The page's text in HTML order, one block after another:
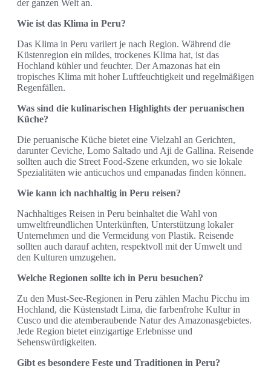
der ganzen Welt an.
Wie ist das Klima in Peru?
Das Klima in Peru variiert je nach Region. Während die
Küstenregion ein mildes, trockenes Klima hat, ist das
Hochland kühler und feuchter. Der Amazonas hat ein
tropisches Klima mit hoher Luftfeuchtigkeit und regelmäßigen
Regenfällen.
Was sind die kulinarischen Highlights der peruanischen
Küche?
Die peruanische Küche bietet eine Vielzahl an Gerichten,
darunter Ceviche, Lomo Saltado und Aji de Gallina. Reisende
sollten auch die Street Food-Szene erkunden, wo sie lokale
Spezialitäten wie anticuchos und empanadas finden können.
Wie kann ich nachhaltig in Peru reisen?
Nachhaltiges Reisen in Peru beinhaltet die Wahl von
umweltfreundlichen Unterkünften, Unterstützung lokaler
Unternehmen und die Vermeidung von Plastik. Reisende
sollten auch darauf achten, respektvoll mit der Umwelt und
den Kulturen umzugehen.
Welche Regionen sollte ich in Peru besuchen?
Zu den Must-See-Regionen in Peru zählen Machu Picchu im
Hochland, die Küstenstadt Lima, die farbenfrohe Kultur in
Cusco und die atemberaubende Natur des Amazonasgebietes.
Jede Region bietet einzigartige Erlebnisse und
Sehenswürdigkeiten.
Gibt es besondere Feste und Traditionen in Peru?